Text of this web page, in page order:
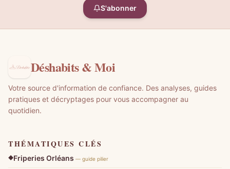
S'abonner
Déshabits & Moi
Votre source d'information de confiance. Des analyses, guides
pratiques et décryptages pour vous accompagner au
quotidien.
THÉMATIQUES CLÉS
Friperies Orléans — guide pilier